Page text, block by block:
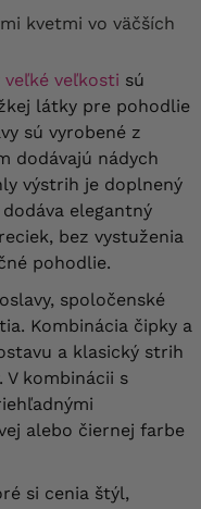
veľké veľkosti sú
látky pre pohodlie
sú vyrobené z
dodávajú nádych
výstrih je doplnený
elegantný
bez vystuženia
pohodlie.
spoločenské
Kombinácia čipky a
a klasický strih
V kombinácii s
alebo čiernej farbe
si cenia štýl,